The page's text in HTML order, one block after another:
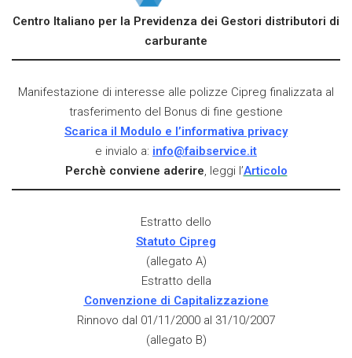
Centro Italiano per la Previdenza dei Gestori distributori di
carburante
Manifestazione di interesse alle polizze Cipreg finalizzata al
trasferimento del Bonus di fine gestione
Scarica il Modulo e l’informativa privacy
e invialo a: info@faibservice.it
Perchè conviene aderire, leggi l’Articolo
Estratto dello
Statuto Cipreg
(allegato A)
Estratto della
Convenzione di Capitalizzazione
Rinnovo dal 01/11/2000 al 31/10/2007
(allegato B)